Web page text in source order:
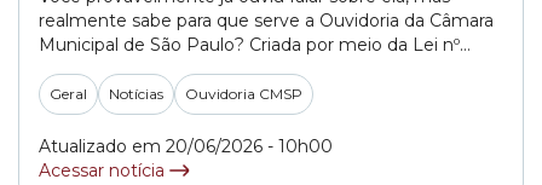
realmente sabe para que serve a Ouvidoria da Câmara
Municipal de São Paulo? Criada por meio da Lei nº
15.507, de 15 de dezembro de 2011, a Ouvidoria é um
canal de comunicação entre o cidadão e a Câmara
Geral Notícias Ouvidoria CMSP
Atualizado em 20/06/2026 - 10h00
Acessar notícia